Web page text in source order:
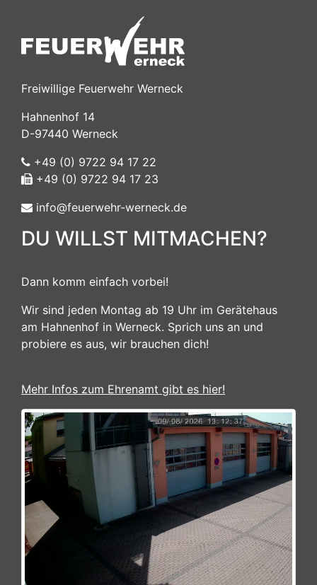
Freiwillige Feuerwehr Werneck
Hahnenhof 14
D-97440 Werneck
+49 (0) 9722 94 17 22
+49 (0) 9722 94 17 23
info@feuerwehr-werneck.de
DU WILLST MITMACHEN?
Dann komm einfach vorbei!
Wir sind jeden Montag ab 19 Uhr im Gerätehaus
am Hahnenhof in Werneck. Sprich uns an und
probiere es aus, wir brauchen dich!
Mehr Infos zum Ehrenamt gibt es hier!